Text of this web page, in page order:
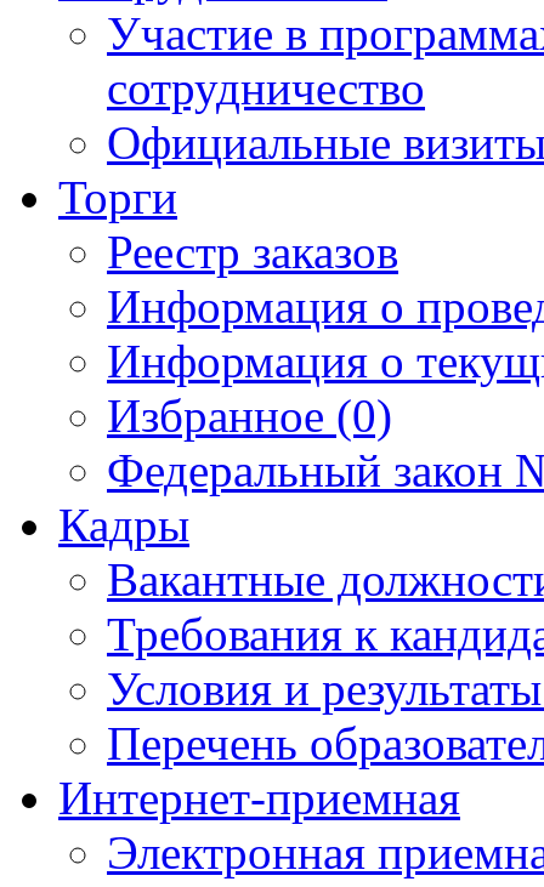
Участие в
сотрудничество
Официальные
Торги
Реестр заказов
Информация о
Информация о
Избранное (0)
Федеральный закон
Кадры
Вакантные
Требования к
Условия и
Перечень
Интернет-приемная
Электронная